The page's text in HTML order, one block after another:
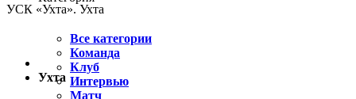
Все категории
Команда
Клуб
Интервью
Матч
УСК «Ухта». Ухта
Ухта